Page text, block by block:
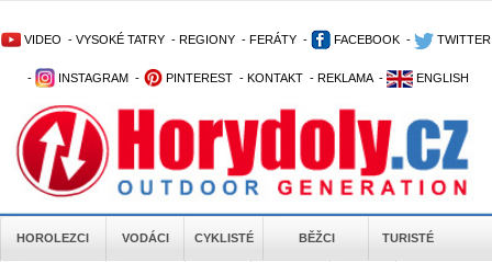
VIDEO - VYSOKÉ TATRY - REGIONY - FERÁTY - FACEBOOK - TWITTER
- INSTAGRAM - PINTEREST - KONTAKT - REKLAMA - ENGLISH
HOROLEZCI VODÁCI CYKLISTÉ BĚŽCI TURISTÉ